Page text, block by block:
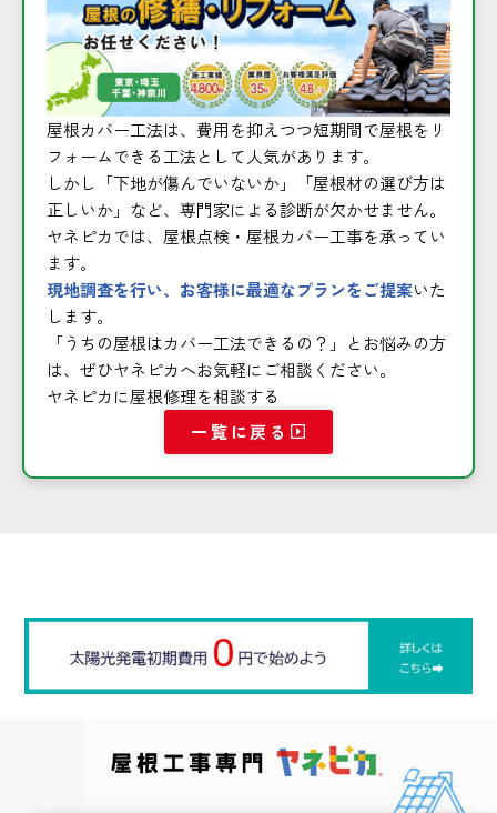
屋根カバー工法は、費用を抑えつつ短期間で屋根をリ
フォームできる工法として人気があります。
しかし「下地が傷んでいないか」「屋根材の選び方は
正しいか」など、専門家による診断が欠かせません。
ヤネピカでは、屋根点検・屋根カバー工事を承ってい
ます。
現地調査を行い、お客様に最適なプランをご提案いた
します。
「うちの屋根はカバー工法できるの？」とお悩みの方
は、ぜひヤネピカへお気軽にご相談ください。
ヤネピカに屋根修理を相談する
一覧に戻る